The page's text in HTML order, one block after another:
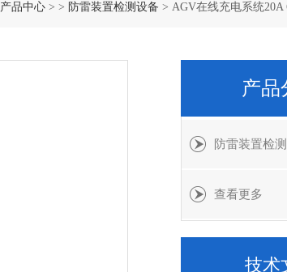
产品中心 > > 防雷装置检测设备 > AGV在线充电系统20A
产品
防雷装置检
查看更多
技术